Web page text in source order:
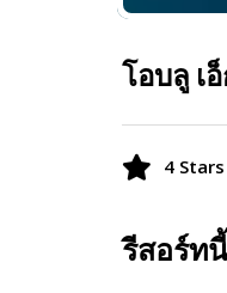
โอบลู เ
4
รีสอร์ท